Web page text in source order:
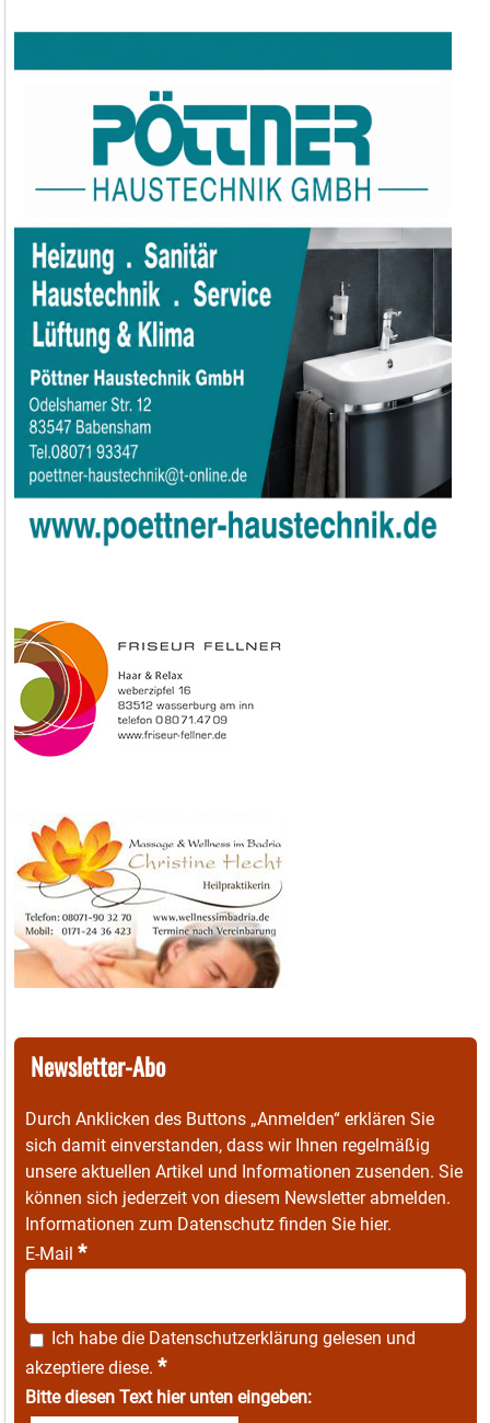
Newsletter-Abo
Durch Anklicken des Buttons „Anmelden“ erklären Sie
sich damit einverstanden, dass wir Ihnen regelmäßig
unsere aktuellen Artikel und Informationen zusenden. Sie
können sich jederzeit von diesem Newsletter abmelden.
Informationen zum Datenschutz finden Sie hier.
E-Mail *
Ich habe die Datenschutzerklärung gelesen und
akzeptiere diese. *
Bitte diesen Text hier unten eingeben: